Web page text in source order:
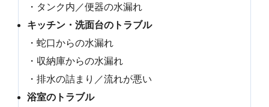
・タンク内／便器の水漏れ
キッチン・洗面台のトラブル
・蛇口からの水漏れ
・収納庫からの水漏れ
・排水の詰まり／流れが悪い
浴室のトラブル